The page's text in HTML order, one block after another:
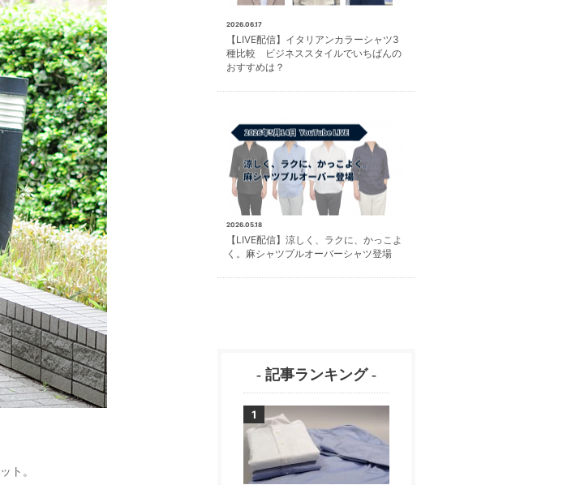
ト。
2026.06.17
【LIVE配信】イタリアンカラーシャツ3
種比較 ビジネススタイルでいちばんの
おすすめは？
2026.05.18
【LIVE配信】涼しく、ラクに、かっこよ
く。麻シャツプルオーバーシャツ登場
- 記事ランキング -